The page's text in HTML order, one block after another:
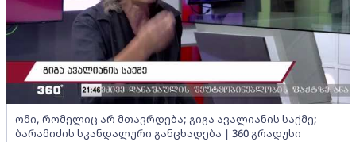
ომი, რომელიც არ მთავრდება; გიგა ავალიანის საქმე;
ბარამიძის სკანდალური განცხადება | 360 გრადუსი